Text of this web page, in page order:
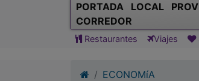
PORTADA LOCAL
CORREDOR
Restaurantes Viajes
ECONOMíA